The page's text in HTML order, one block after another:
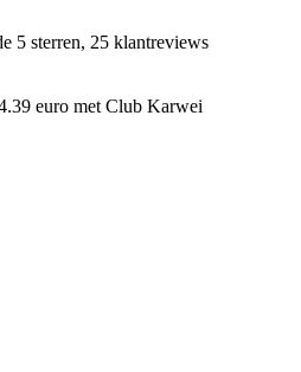
5 sterren, 25 klantreviews
euro met Club Karwei